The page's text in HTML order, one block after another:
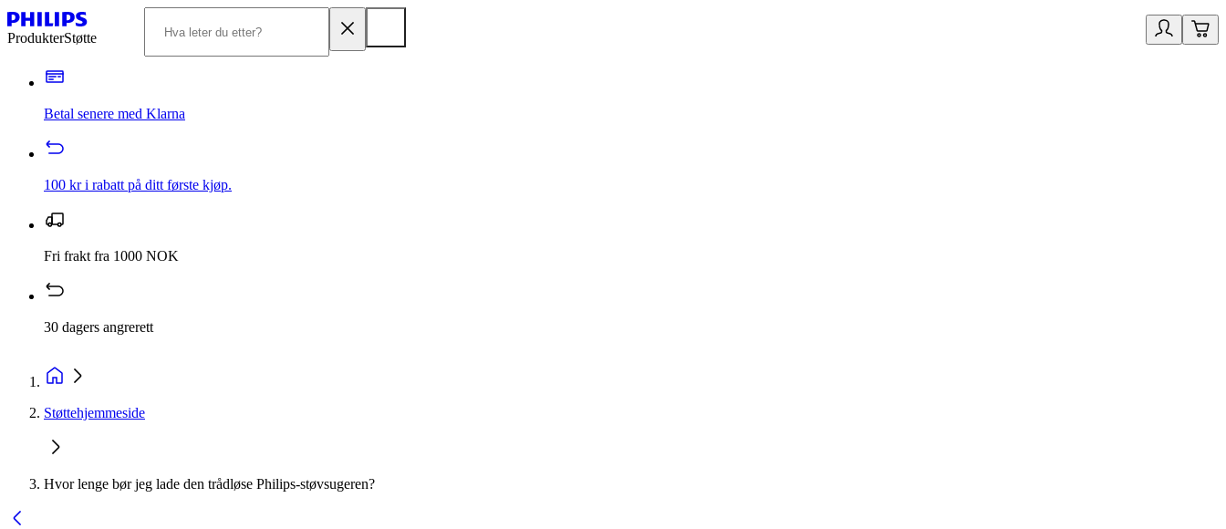
ProdukterStøtte
Betal senere med Klarna
100 kr i rabatt på ditt første kjøp.
Fri frakt fra 1000 NOK
30 dagers angrerett
Støttehjemmeside
Hvor lenge bør jeg lade den trådløse Philips-støvsugeren?